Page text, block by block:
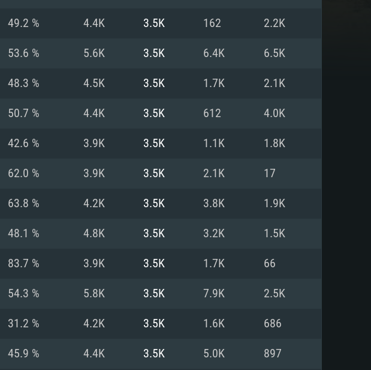
사항
Linux
장 사양
체제: Windows 10/11 (64 bit)
세서: Intel Core i5 또는 Ryzen 5 3600 이상
리: 16 GB 이상
픽 카드: DirectX 11 이상을 지원하는 Nvidia
장 사양
체제: Mac OS Big Sur 11.0
세서: Core i7 (Intel Xeon 은 지원하지 않습니
워크: 브로드밴드 인터넷
장 사양
체제: Ubuntu 20.04 64bit
세서: Intel Core i7
리: 16 GB
픽 카드: Vulkan 을 지원하고, 최신 그래픽 드라
급의 성능을 가지며 최신 그래픽 드라이버를
하는 AMD RX 570 (6개월 미만; 최소사양 지원
49.2 % 4.4K 3.5K 162 2.2K
53.6 % 5.6K 3.5K 6.4K 6.5K
48.3 % 4.5K 3.5K 1.7K 2.1K
50.7 % 4.4K 3.5K 612 4.0K
42.6 % 3.9K 3.5K 1.1K 1.8K
62.0 % 3.9K 3.5K 2.1K 17
63.8 % 4.2K 3.5K 3.8K 1.9K
48.1 % 4.8K 3.5K 3.2K 1.5K
83.7 % 3.9K 3.5K 1.7K 66
54.3 % 5.8K 3.5K 7.9K 2.5K
31.2 % 4.2K 3.5K 1.6K 686
45.9 % 4.4K 3.5K 5.0K 897